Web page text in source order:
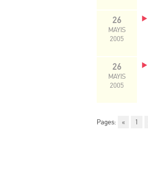
26
MAYIS
2005
26
MAYIS
2005
Pages: « 1